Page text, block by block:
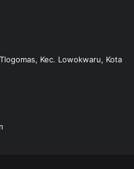
Kec. Lowokwaru, Kota